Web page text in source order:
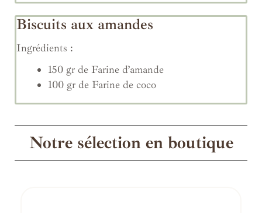
Biscuits aux amandes
Ingrédients :
150 gr de Farine d’amande
100 gr de Farine de coco
Notre sélection en boutique